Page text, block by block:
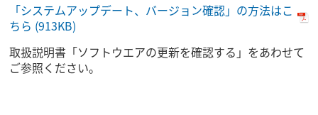
「システムアップデート、バージョン確認」の方法はこ
ちら (913KB)
取扱説明書「ソフトウエアの更新を確認する」をあわせて
ご参照ください。